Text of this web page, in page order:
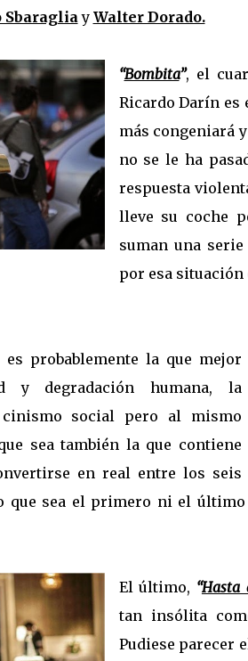
Sbaraglia y Walter Dorado.
“Bombita”, el
Ricardo Darín es
más congeniará
no se le ha
respuesta
lleve su coche
suman una
por esa
es probablemente la que mejor
y degradación humana, la
social pero al mismo
sea también la que contiene
en real entre los seis
que sea el primero ni el
El último, “Hasta
tan insólita
Pudiese parecer